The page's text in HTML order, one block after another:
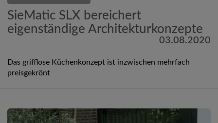
SieMatic SLX bereichert
eigenständige Architekturkonzepte
03.08.2020
Das grifflose Küchenkonzept ist inzwischen mehrfach
preisgekrönt